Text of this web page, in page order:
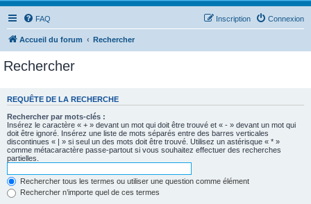
FAQ Connexion
Inscription
Accueil du forum Rechercher
Rechercher
REQUÊTE DE LA RECHERCHE
Rechercher par mots-clés :
Insérez le caractère « + » devant un mot qui doit être trouvé et « - » devant un mot qui
doit être ignoré. Insérez une liste de mots séparés entre des barres verticales
discontinues « | » si seul un des mots doit être trouvé. Utilisez un astérisque « * »
comme métacaractère passe-partout si vous souhaitez effectuer des recherches
partielles.
Rechercher tous les termes ou utiliser une question comme élément
Rechercher n’importe quel de ces termes